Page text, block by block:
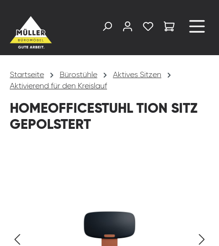
Startseite Bürostühle
Aktives Sitzen
Aktivierend für den Kreislauf
HOMEOFFICESTUHL TION SITZ
GEPOLSTERT